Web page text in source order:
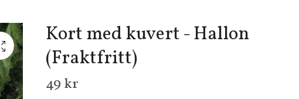
Kort med kuvert - Hallon
(Fraktfritt)
49 kr